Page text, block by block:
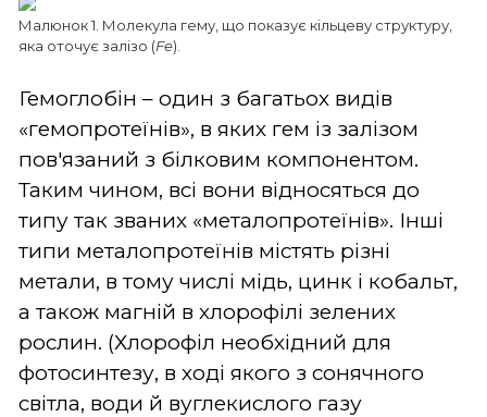
Малюнок 1. Молекула гему, що показує кільцеву структуру,
яка оточує залізо (Fe).
Гемоглобін – один з багатьох видів
«гемопротеїнів», в яких гем із залізом
пов'язаний з білковим компонентом.
Таким чином, всі вони відносяться до
типу так званих «металопротеїнів». Інші
типи металопротеїнів містять різні
метали, в тому числі мідь, цинк і кобальт,
а також магній в хлорофілі зелених
рослин. (Хлорофіл необхідний для
фотосинтезу, в ході якого з сонячного
світла, води й вуглекислого газу